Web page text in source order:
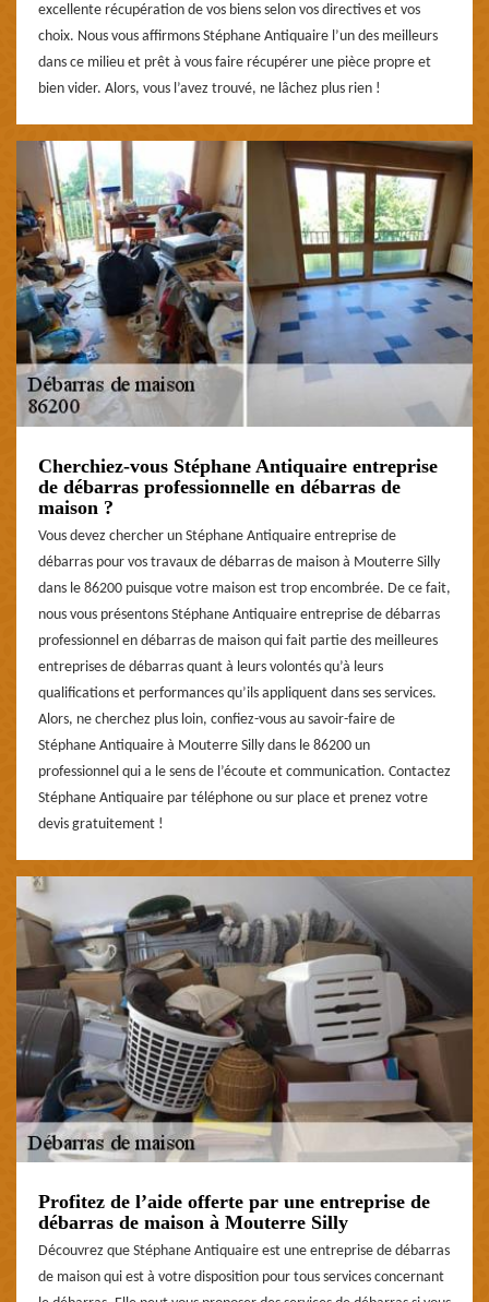
excellente récupération de vos biens selon vos directives et vos
choix. Nous vous affirmons Stéphane Antiquaire l’un des meilleurs
dans ce milieu et prêt à vous faire récupérer une pièce propre et
bien vider. Alors, vous l’avez trouvé, ne lâchez plus rien !
Cherchiez-vous Stéphane Antiquaire entreprise
de débarras professionnelle en débarras de
maison ?
Vous devez chercher un Stéphane Antiquaire entreprise de
débarras pour vos travaux de débarras de maison à Mouterre Silly
dans le 86200 puisque votre maison est trop encombrée. De ce fait,
nous vous présentons Stéphane Antiquaire entreprise de débarras
professionnel en débarras de maison qui fait partie des meilleures
entreprises de débarras quant à leurs volontés qu’à leurs
qualifications et performances qu’ils appliquent dans ses services.
Alors, ne cherchez plus loin, confiez-vous au savoir-faire de
Stéphane Antiquaire à Mouterre Silly dans le 86200 un
professionnel qui a le sens de l’écoute et communication. Contactez
Stéphane Antiquaire par téléphone ou sur place et prenez votre
devis gratuitement !
Profitez de l’aide offerte par une entreprise de
débarras de maison à Mouterre Silly
Découvrez que Stéphane Antiquaire est une entreprise de débarras
de maison qui est à votre disposition pour tous services concernant